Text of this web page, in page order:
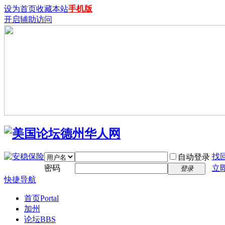
设为首页收藏本站手机版
开启辅助访问
自动登录 找
密码
登录
立
快捷导航
首页Portal
加州
论坛BBS